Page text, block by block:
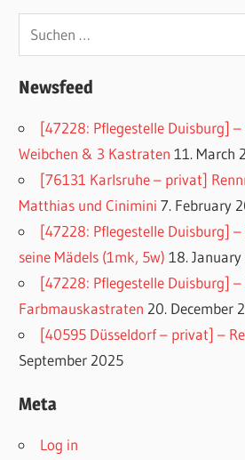
Newsfeed
[47228: Pflegestelle Duisburg]
Weibchen & 3 Kastraten 11. March
[76131 Karlsruhe – privat]
Matthias und Cinimini 7. February
[47228: Pflegestelle Duisburg]
seine Mädels (1mk, 5w) 18.
[47228: Pflegestelle Duisburg] –
Farbmauskastraten 20. December
[40595 Düsseldorf – privat] –
September 2025
Meta
Log in